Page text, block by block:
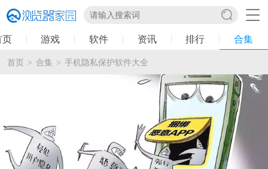
页 游戏 软件 资讯 排行 合集
首页 > 合集 > 手机隐私保护软件大全